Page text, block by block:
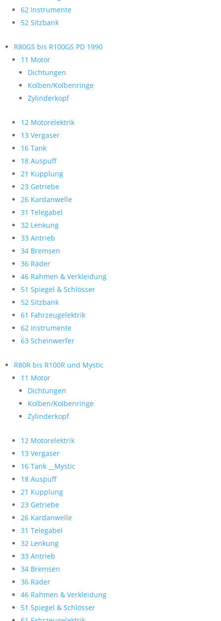
62 Instrumente
52 Sitzbank
R80GS bis R100GS PD 1990
11 Motor
Dichtungen
Kolben/Kolbenringe
Zylinderkopf
12 Motorelektrik
13 Vergaser
16 Tank
18 Auspuff
21 Kupplung
23 Getriebe
26 Kardanwelle
31 Telegabel
32 Lenkung
33 Antrieb
34 Bremsen
36 Räder
46 Rahmen & Verkleidung
51 Spiegel & Schlösser
52 Sitzbank
61 Fahrzeugelektrik
62 Instrumente
63 Scheinwerfer
R80R bis R100R und Mystic
11 Motor
Dichtungen
Kolben/Kolbenringe
Zylinderkopf
12 Motorelektrik
13 Vergaser
16 Tank __Mystic
18 Auspuff
21 Kupplung
23 Getriebe
26 Kardanwelle
31 Telegabel
32 Lenkung
33 Antrieb
34 Bremsen
36 Räder
46 Rahmen & Verkleidung
51 Spiegel & Schlösser